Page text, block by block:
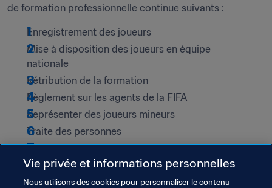
de formation professionnelle continue suivants :
Enregistrement des joueurs
Mise à disposition des joueurs en équipe
nationale
Rétribution de la formation
Règlement sur les agents de la FIFA
Représenter des joueurs mineurs
Traite des personnes
Influence de tierces parties et propriété par des
tiers
Règles relatives à l’emploi des entraîneurs
Vie privée et informations personnelles
Nous utilisons des cookies pour personnaliser le contenu